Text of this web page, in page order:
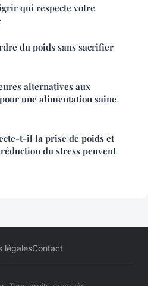
qui respecte votre
du poids sans sacrifier
alternatives aux
une alimentation saine
t-il la prise de poids et
du stress peuvent
légalesContact